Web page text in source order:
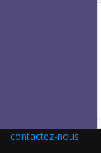
contactez-nous